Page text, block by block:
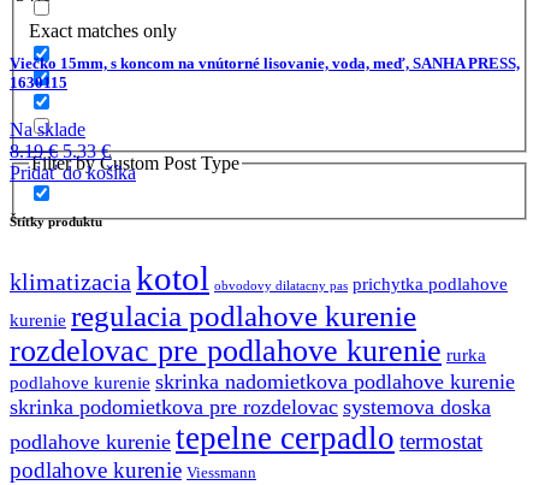
Exact matches only
Filter by Custom Post Type
Viečko 15mm, s koncom na vnútorné lisovanie, voda, meď, SANHA PRESS,
1630115
Na sklade
8.19€Pôvodná
cena
8.19 €.
5.33€Aktuálna
cena
5.33 €.
Pridať do košíka
Štítky produktu
klimatizaciakotol obvodovy dilatacny pas prichytka podlahove
kurenie regulacia podlahove kurenie
rozdelovac pre podlahove kurenie rurka
podlahove kurenie skrinka nadomietkova podlahove kurenie
skrinka podomietkova pre rozdelovac systemova doska
podlahove kurenie tepelne cerpadlo termostat
podlahove kurenie Viessmann